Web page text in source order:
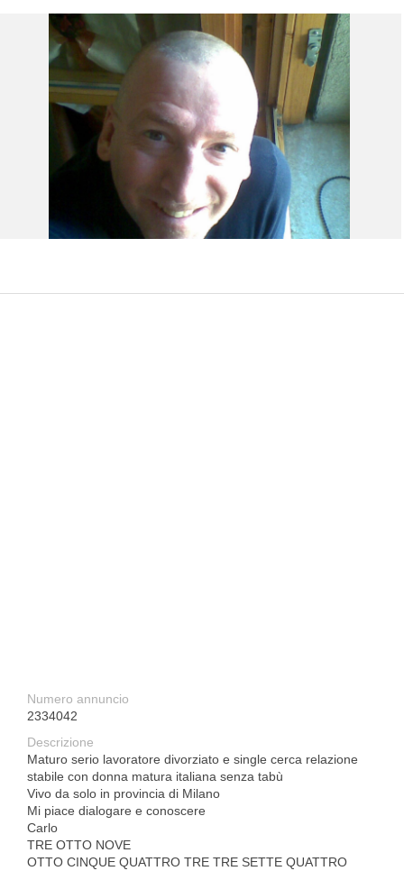
Numero annuncio
2334042
Descrizione
Maturo serio lavoratore divorziato e single cerca relazione
stabile con donna matura italiana senza tabù
Vivo da solo in provincia di Milano
Mi piace dialogare e conoscere
Carlo
TRE OTTO NOVE
OTTO CINQUE QUATTRO TRE TRE SETTE QUATTRO